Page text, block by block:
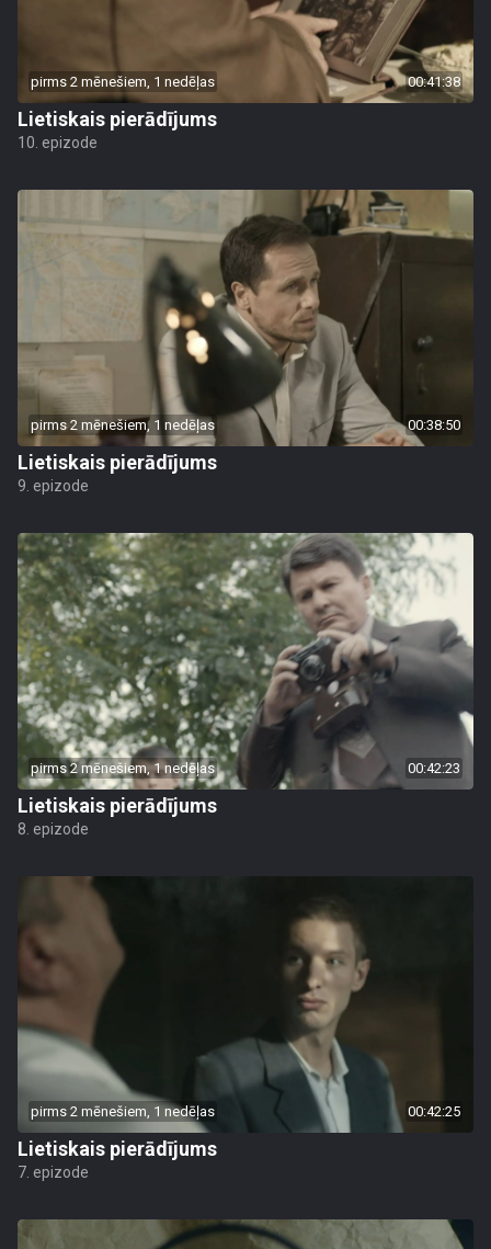
pirms 2 mēnešiem, 1 nedēļas 00:41:38
Lietiskais pierādījums
10. epizode
pirms 2 mēnešiem, 1 nedēļas 00:38:50
Lietiskais pierādījums
9. epizode
pirms 2 mēnešiem, 1 nedēļas 00:42:23
Lietiskais pierādījums
8. epizode
pirms 2 mēnešiem, 1 nedēļas 00:42:25
Lietiskais pierādījums
7. epizode